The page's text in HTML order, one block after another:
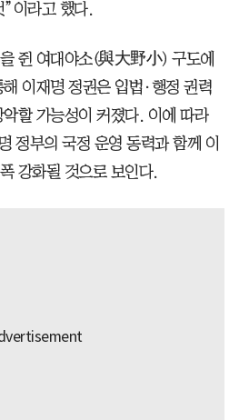
”이라고 했다.
쥔 여대야소(與大野小) 구도에
이재명 정권은 입법·행정 권력
할 가능성이 커졌다. 이에 따라
정부의 국정 운영 동력과 함께 이
강화될 것으로 보인다.